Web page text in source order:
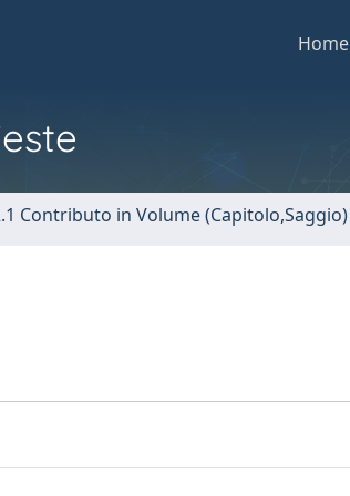
Home
Contributo in Volume (Capitolo,Saggio)